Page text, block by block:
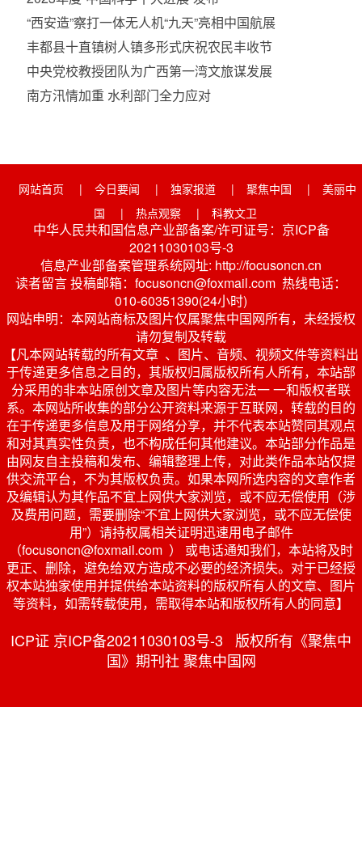
“西安造”察打一体无人机“九天”亮相中国航展
丰都县十直镇树人镇多形式庆祝农民丰收节
中央党校教授团队为广西第一湾文旅谋发展
南方汛情加重 水利部门全力应对
网站首页 | 今日要闻 | 独家报道 | 聚焦中国 |
美丽中
国
| 热点观察 | 科教文卫
中华人民共和国信息产业部备案/许可证号：京ICP备
20211030103号-3
信息产业部备案管理系统网址: http://focusoncn.cn
读者留言 投稿邮箱：focusoncn@foxmail.com 热线电话：
010-60351390(24小时)
网站申明：本网站商标及图片仅属聚焦中国网所有，未经授权
请勿复制及转载
【凡本网站转载的所有文章 、图片、音频、视频文件等资料出
于传递更多信息之目的，其版权归属版权所有人所有，本站部
分采用的非本站原创文章及图片等内容无法一 一和版权者联
系。本网站所收集的部分公开资料来源于互联网，转载的目的
在于传递更多信息及用于网络分享，并不代表本站赞同其观点
和对其真实性负责，也不构成任何其他建议。本站部分作品是
由网友自主投稿和发布、编辑整理上传，对此类作品本站仅提
供交流平台，不为其版权负责。如果本网所选内容的文章作者
及编辑认为其作品不宜上网供大家浏览，或不应无偿使用（涉
及费用问题，需要删除“不宜上网供大家浏览，或不应无偿使
用”）请持权属相关证明迅速用电子邮件
（focusoncn@foxmail.com ） 或电话通知我们，本站将及时
更正、删除，避免给双方造成不必要的经济损失。对于已经授
权本站独家使用并提供给本站资料的版权所有人的文章、图片
等资料，如需转载使用，需取得本站和版权所有人的同意】
ICP证 京ICP备20211030103号-3 版权所有《聚焦中
国》期刊社 聚焦中国网